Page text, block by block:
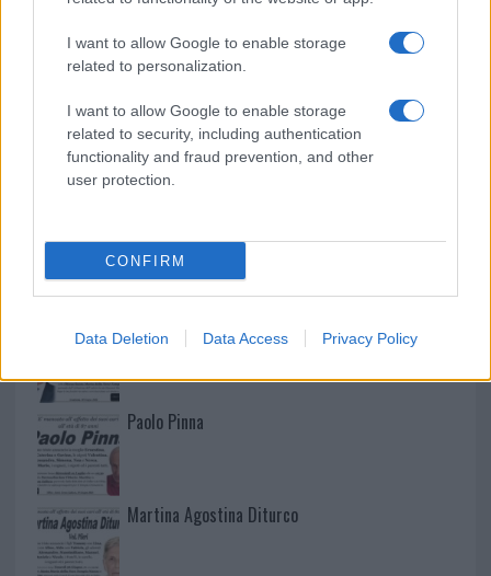
I want to allow Google to enable storage
related to personalization.
I want to allow Google to enable storage
related to security, including authentication
functionality and fraud prevention, and other
user protection.
CONFIRM
Data Deletion Data Access Privacy Policy
NECROLOGIE
Mario Malu
Paolo Pinna
Martina Agostina Diturco